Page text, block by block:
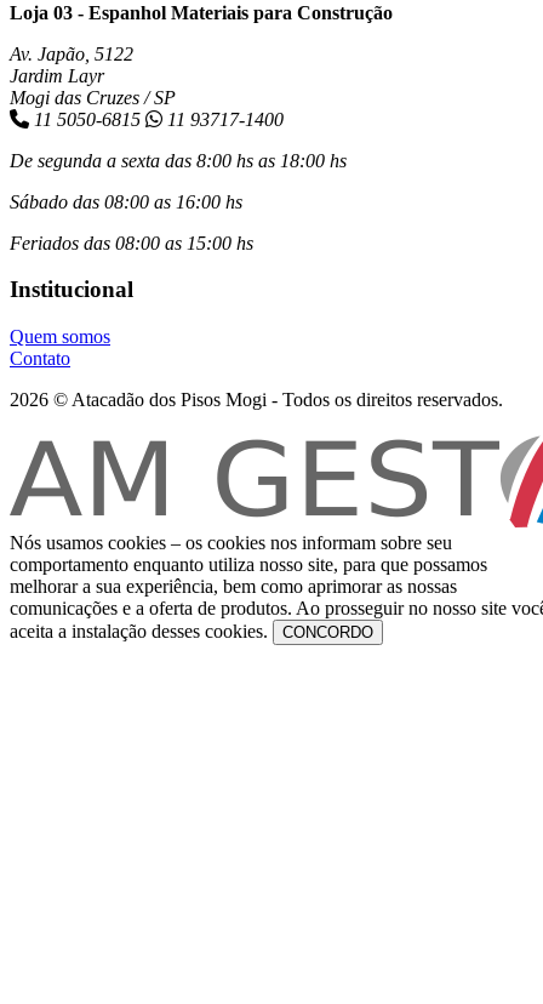
Loja 03 - Espanhol Materiais para Construção
Av. Japão, 5122
Jardim Layr
Mogi das Cruzes / SP
11 5050-6815
11 93717-1400
De segunda a sexta das 8:00 hs as 18:00 hs
Sábado das 08:00 as 16:00 hs
Feriados das 08:00 as 15:00 hs
Institucional
Quem somos
Contato
2026 © Atacadão dos Pisos Mogi - Todos os direitos reservados.
Nós usamos cookies – os cookies nos informam sobre seu
comportamento enquanto utiliza nosso site, para que possamos
melhorar a sua experiência, bem como aprimorar as nossas
comunicações e a oferta de produtos. Ao prosseguir no nosso site
aceita a instalação desses cookies.
CONCORDO